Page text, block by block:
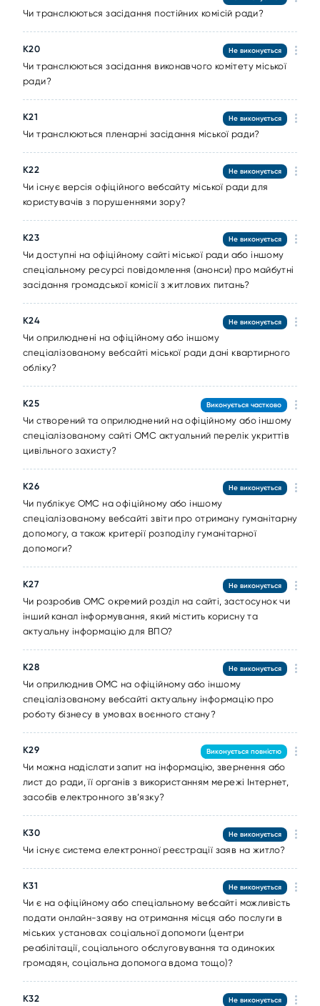
Чи транслюються засідання постійних комісій ради?
К20
Чи транслюються засідання виконавчого комітету міської
ради?
Не виконується
К21
Чи транслюються пленарні засідання міської ради?
Не виконується
К22
Чи існує версія офіційного вебсайту міської ради для
користувачів з порушеннями зору?
Не виконується
К23
Чи доступні на офіційному сайті міської ради або іншому
спеціальному ресурсі повідомлення (анонси) про майбутні
засідання громадської комісії з житлових питань?
Не виконується
К24
Чи оприлюднені на офіційному або іншому
спеціалізованому вебсайті міської ради дані квартирного
обліку?
Не виконується
К25
Чи створений та оприлюднений на офіційному або іншому
спеціалізованому сайті ОМС актуальний перелік укриттів
цивільного захисту?
Виконується частково
К26
Чи публікує ОМС на офіційному або іншому
спеціалізованому вебсайті звіти про отриману гуманітарну
допомогу, а також критерії розподілу гуманітарної
допомоги?
Не виконується
К27
Чи розробив ОМС окремий розділ на сайті, застосунок чи
інший канал інформування, який містить корисну та
актуальну інформацію для ВПО?
Не виконується
К28
Чи оприлюднив ОМС на офіційному або іншому
спеціалізованому вебсайті актуальну інформацію про
роботу бізнесу в умовах воєнного стану?
Не виконується
К29
Чи можна надіслати запит на інформацію, звернення або
лист до ради, її органів з використанням мережі Інтернет,
засобів електронного зв’язку?
Виконується повністю
К30
Чи існує система електронної реєстрації заяв на житло?
Не виконується
К31
Чи є на офіційному або спеціальному вебсайті можливість
подати онлайн-заяву на отримання місця або послуги в
міських установах соціальної допомоги (центри
реабілітації, соціального обслуговування та одиноких
громадян, соціальна допомога вдома тощо)?
Не виконується
К32
Не виконується